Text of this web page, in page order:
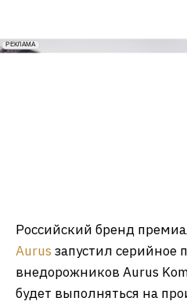
erid: 2VfnxxmNzs5
РЕКЛАМА
Российский бренд
Aurus запустил серийное
внедорожников Aurus
будет выполняться на